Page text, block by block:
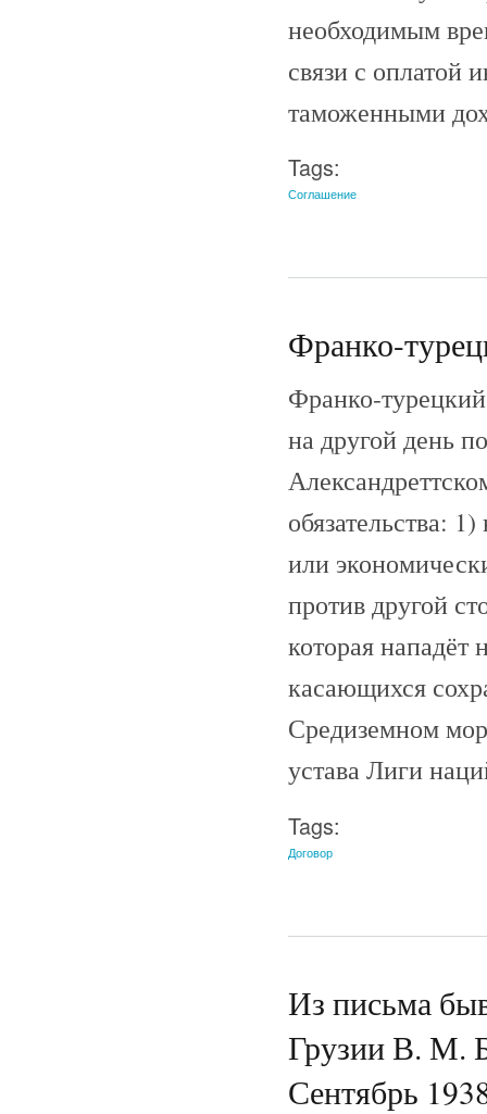
необходимым
связи с оплатой
таможенными
Tags:
Соглашение
Франко-
Франко-
на другой день
обязательства:
или
против другой
которая нападёт
касающихся
Средиземном
устава Лиги
Tags:
Договор
Из письма
Грузии В. М.
Сентябрь